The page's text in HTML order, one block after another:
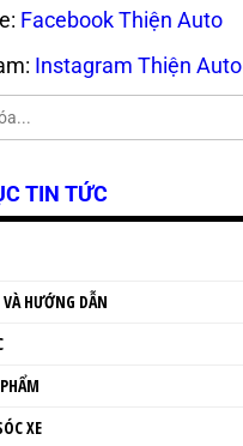
Facebook Thiện Auto
Instagram Thiện Auto
TIN TỨC
HƯỚNG DẪN
XE